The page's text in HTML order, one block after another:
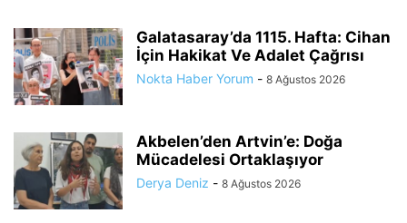
Galatasaray’da 1115. Hafta: Cihan
İçin Hakikat Ve Adalet Çağrısı
Nokta Haber Yorum - 8 Ağustos 2026
Akbelen’den Artvin’e: Doğa
Mücadelesi Ortaklaşıyor
Derya Deniz - 8 Ağustos 2026